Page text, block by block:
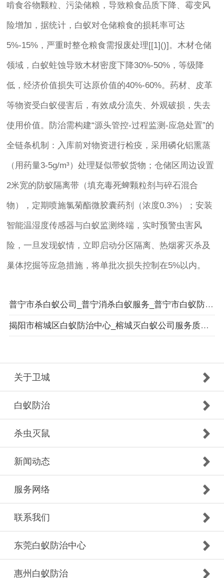
啃食谷物颗粒、污染储粮，导致粮食品质下降、霉变风
险增加，据统计，白蚁对仓储粮食的损耗率可达
5%-15%，严重时整仓粮食需报废处理[[1]()]。木材仓储
领域，白蚁蛀蚀导致木材密度下降30%-50%，等级降
低，经济价值损失可达原价值的40%-60%。药材、皮革
等物资受白蚁侵害后，有效成分流失、外观破损，失去
使用价值。防治需构建“源头管控-过程监测-应急处置”的
全链条机制：入库前对物资进行检疫，采用磷化铝熏蒸
（用药量3-5g/m³）处理疑似带蚁货物；仓储区周边设置
2米宽的防蚁隔离带（填充毒死蜱颗粒剂与碎石混合
物），定期喷施氯菊酯微胶囊药剂（浓度0.3%）；安装
智能温湿度传感器与白蚁监测终端，实时预警虫害风
险，一旦发现蚁情，立即启动分区隔离、热烟雾灭杀及
巢体挖掘等应急措施，将单批次损失控制在5%以内。
普宁市杀白蚁公司_普宁消杀白蚁服务_普宁市白蚁防治服务引领高质量
揭阳市榕城区白蚁防治中心_榕城灭白蚁公司服务质量齐发展 _揭阳市榕城区卫城白蚁防治有限公司
关于卫城
白蚁防治
杀虫灭鼠
新闻动态
服务网络
联系我们
东莞白蚁防治中心
惠州白蚁防治